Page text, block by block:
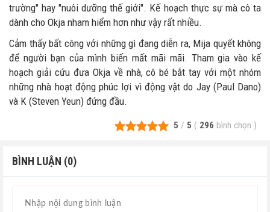
trường" hay "nuôi dưỡng thế giới". Kế hoạch thực sự mà cô ta
dành cho Okja nham hiểm hơn như vậy rất nhiều.
Cảm thấy bất công với những gì đang diễn ra, Mija quyết không
để người bạn của mình biến mất mãi mãi. Tham gia vào kế
hoạch giải cứu đưa Okja về nhà, cô bé bắt tay với một nhóm
những nhà hoạt động phúc lợi vì động vật do Jay (Paul Dano)
và K (Steven Yeun) đứng đầu.
5 / 5 ( 296 bình chọn )
BÌNH LUẬN (0)